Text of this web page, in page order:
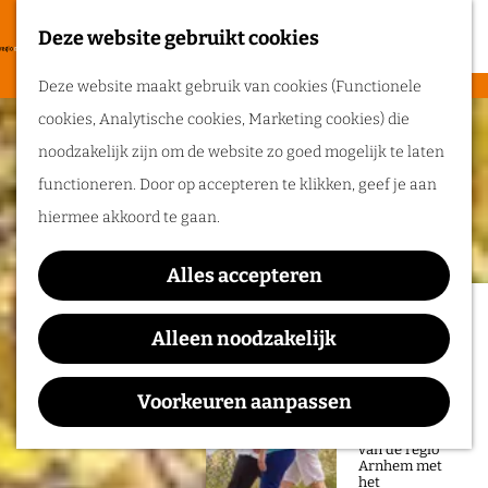
Deze website gebruikt cookies
Deze website maakt gebruik van cookies (Functionele
cookies, Analytische cookies, Marketing cookies) die
noodzakelijk zijn om de website zo goed mogelijk te laten
functioneren. Door op accepteren te klikken, geef je aan
hiermee akkoord te gaan.
Alles accepteren
Alleen noodzakelijk
Voorkeuren aanpassen
a
n
a
r
d
e
h
e
p
F
a
v
o
r
i
e
e
M
e
n
u
Routes
Wandelen
Routeplanner
Ga op pad in
natuur en rijke
van de regio
Arnhem met
het